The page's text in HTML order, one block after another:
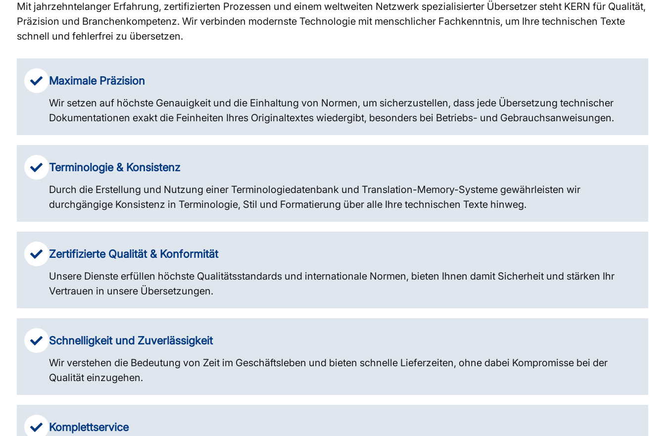
Mit jahrzehntelanger Erfahrung, zertifizierten Prozessen und einem weltweiten Netzwerk spezialisierter Übersetzer steht KERN für Qualität,
Präzision und Branchenkompetenz. Wir verbinden modernste Technologie mit menschlicher Fachkenntnis, um Ihre technischen Texte
schnell und fehlerfrei zu übersetzen.
Maximale Präzision
Wir setzen auf höchste Genauigkeit und die Einhaltung von Normen, um sicherzustellen, dass jede Übersetzung technischer
Dokumentationen exakt die Feinheiten Ihres Originaltextes wiedergibt, besonders bei Betriebs- und Gebrauchsanweisungen.
Terminologie & Konsistenz
Durch die Erstellung und Nutzung einer Terminologiedatenbank und Translation-Memory-Systeme gewährleisten wir
durchgängige Konsistenz in Terminologie, Stil und Formatierung über alle Ihre technischen Texte hinweg.
Zertifizierte Qualität & Konformität
Unsere Dienste erfüllen höchste Qualitätsstandards und internationale Normen, bieten Ihnen damit Sicherheit und stärken Ihr
Vertrauen in unsere Übersetzungen.
Schnelligkeit und Zuverlässigkeit
Wir verstehen die Bedeutung von Zeit im Geschäftsleben und bieten schnelle Lieferzeiten, ohne dabei Kompromisse bei der
Qualität einzugehen.
Komplettservice